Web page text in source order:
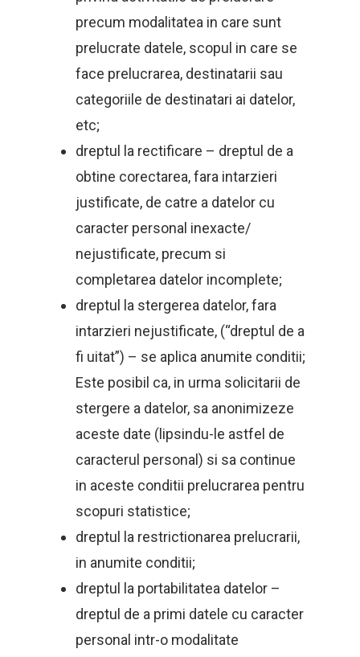
precum modalitatea in care sunt
prelucrate datele, scopul in care se
face prelucrarea, destinatarii sau
categoriile de destinatari ai datelor,
etc;
dreptul la rectificare – dreptul de a
obtine corectarea, fara intarzieri
justificate, de catre a datelor cu
caracter personal inexacte/
nejustificate, precum si
completarea datelor incomplete;
dreptul la stergerea datelor, fara
intarzieri nejustificate, (“dreptul de a
fi uitat”) – se aplica anumite conditii;
Este posibil ca, in urma solicitarii de
stergere a datelor, sa anonimizeze
aceste date (lipsindu-le astfel de
caracterul personal) si sa continue
in aceste conditii prelucrarea pentru
scopuri statistice;
dreptul la restrictionarea prelucrarii,
in anumite conditii;
dreptul la portabilitatea datelor –
dreptul de a primi datele cu caracter
personal intr-o modalitate